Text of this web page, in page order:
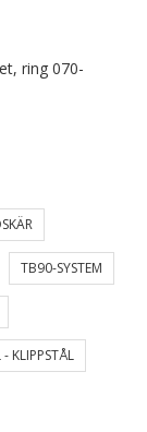
ring 070-
TB90-SYSTEM
KLIPPSTÅL